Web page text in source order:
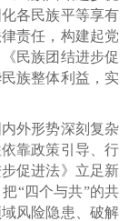
各民族平等享有
责任，构建起党
民族团结进步促
族整体利益，实
外形势深刻复杂
靠政策引导、行
促进法》立足新
“四个与共”的共
风险隐患、破解